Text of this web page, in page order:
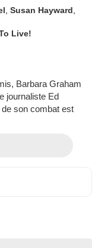
,Susan Hayward,
Live!
Barbara Graham
journaliste Ed
son combat est